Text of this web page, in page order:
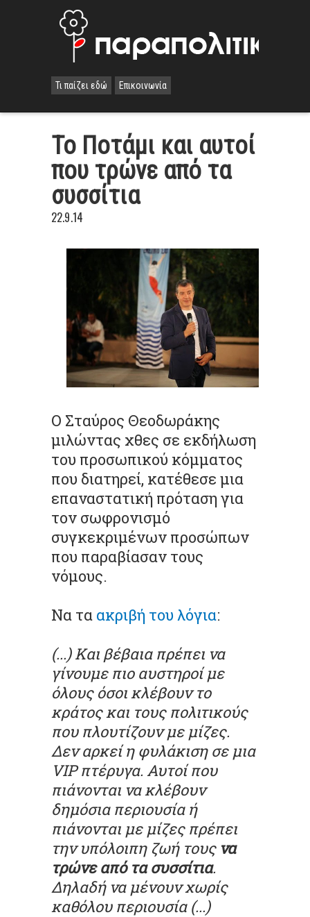
Τι παίζει εδώ Επικοινωνία
To Ποτάμι και αυτοί
που τρώνε από τα
συσσίτια
22.9.14
Ο Σταύρος Θεοδωράκης
μιλώντας χθες σε εκδήλωση
του προσωπικού κόμματος
που διατηρεί, κατέθεσε μια
επαναστατική πρόταση για
τον σωφρονισμό
συγκεκριμένων προσώπων
που παραβίασαν τους
νόμους.
Να τα ακριβή του λόγια:
(...) Και βέβαια πρέπει να
γίνουμε πιο αυστηροί με
όλους όσοι κλέβουν το
κράτος και τους πολιτικούς
που πλουτίζουν με μίζες.
Δεν αρκεί η φυλάκιση σε μια
VIP πτέρυγα. Αυτοί που
πιάνονται να κλέβουν
δημόσια περιουσία ή
πιάνονται με μίζες πρέπει
την υπόλοιπη ζωή τους να
τρώνε από τα συσσίτια.
Δηλαδή να μένουν χωρίς
καθόλου περιουσία (...)